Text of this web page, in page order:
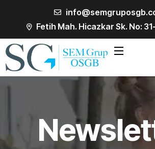
Fetih Mah. Hicazkar Sk. No: